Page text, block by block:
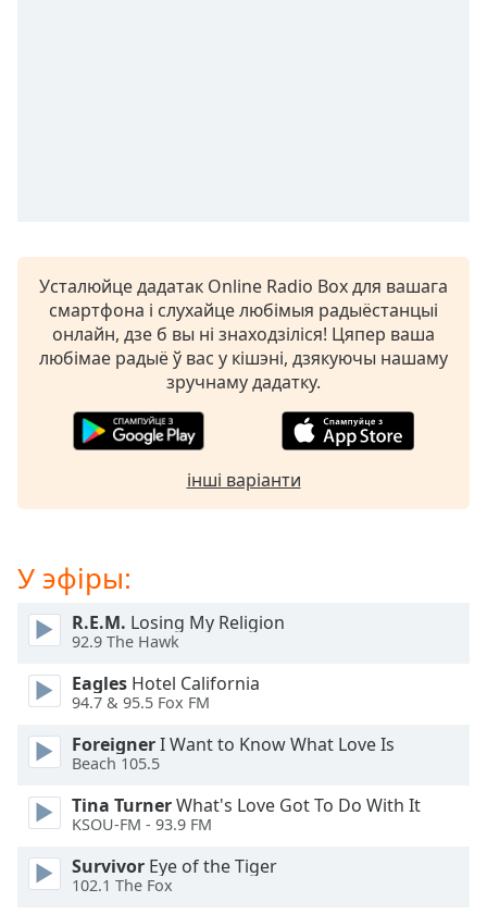
descriptions
off,
selected
settings,
opens
dialog
selected
Audio
Track
Picture-
in-
Fullscreen
This
modal
window.
Усталюйце дадатак Online Radio Box для вашага
смартфона і слухайце любімыя радыёстанцыі
онлайн, дзе б вы ні знаходзіліся! Цяпер ваша
любімае радыё ў вас у кішэні, дзякуючы нашаму
зручнаму дадатку.
інші варіанти
У эфіры:
R.E.M. Losing My Religion
92.9 The Hawk
Eagles Hotel California
94.7 & 95.5 Fox FM
ForeignerI Want to Know What Love Is
Beach 105.5
Tina TurnerWhat's Love Got To Do With It
KSOU-FM - 93.9 FM
Survivor Eye of the Tiger
102.1 The Fox